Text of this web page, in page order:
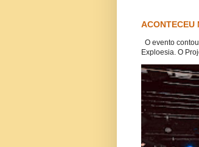
ACONTECEU
O evento
Exploesia. O